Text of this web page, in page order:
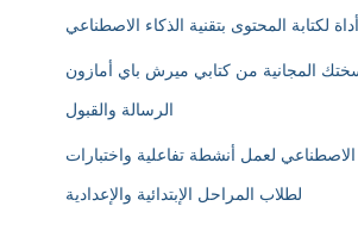
لكتابة المحتوى بتقنية الذكاء الاصطناعي
المجانية من كتابي ميرش باي أمازون
الرسالة والقبول
الاصطناعي لعمل أنشطة تفاعلية واختبارات
لطلاب المراحل الإبتدائية والإعدادية